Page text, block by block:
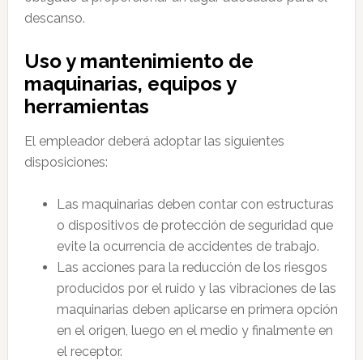
descanso.
Uso y mantenimiento de
maquinarias, equipos y
herramientas
El empleador deberá adoptar las siguientes
disposiciones:
Las maquinarias deben contar con estructuras
o dispositivos de protección de seguridad que
evite la ocurrencia de accidentes de trabajo.
Las acciones para la reducción de los riesgos
producidos por el ruido y las vibraciones de las
maquinarias deben aplicarse en primera opción
en el origen, luego en el medio y finalmente en
el receptor.